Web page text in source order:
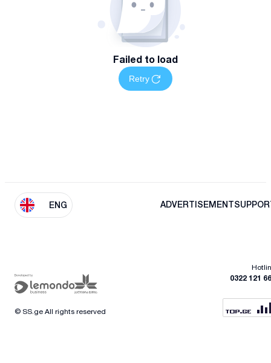
Failed to load
Retry
ENG ADVERTISEMENT
0322 121
© SS.ge All rights reserved